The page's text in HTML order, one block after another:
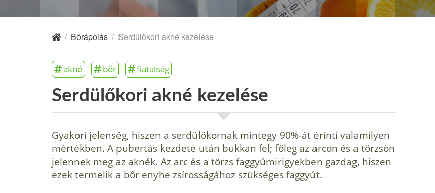
/ Bőrápolás / Serdülőkori akné kezelése
akné bőr fiatalság
Serdülőkori akné kezelése
Gyakori jelenség, hiszen a serdülőkornak mint­egy 90%-át érinti valamilyen
mértékben. A pu­bertás kezdete után bukkan fel; főleg az arcon és a törzsön
jelennek meg az aknék. Az arc és a törzs faggyúmirigyekben gazdag, hiszen
ezek termelik a bőr enyhe zsírosságához szükséges faggyút.